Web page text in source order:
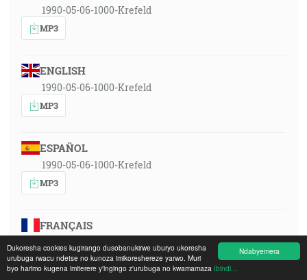
Ndabyemera
Dukoresha cookies kugirango dusobanukirwe uburyo ukoresha
urubuga rwacu ndetse no kunoza imikoreshereze yarwo. Muri
byo harimo kugena imiterere y'ingingo z'urubuga no kwamamaza Ibindi...
1990-05-06-1000-Krefeld
MP3
ENGLISH
1990-05-06-1000-Krefeld
MP3
ESPAÑOL
1990-05-06-1000-Krefeld
MP3
FRANÇAIS
1990-05-06-1000-Krefeld
MP3